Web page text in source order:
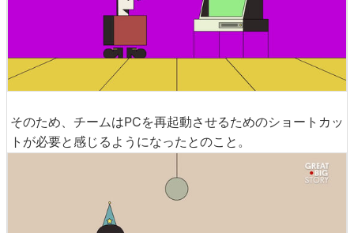
そのため、チームはPCを再起動させるためのショートカッ
トが必要と感じるようになったとのこと。